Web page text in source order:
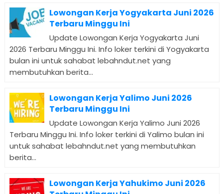
Lowongan Kerja Yogyakarta Juni 2026
Terbaru Minggu Ini
Update Lowongan Kerja Yogyakarta Juni
2026 Terbaru Minggu Ini. Info loker terkini di Yogyakarta
bulan ini untuk sahabat lebahndut.net yang
membutuhkan berita...
Lowongan Kerja Yalimo Juni 2026
Terbaru Minggu Ini
Update Lowongan Kerja Yalimo Juni 2026
Terbaru Minggu Ini. Info loker terkini di Yalimo bulan ini
untuk sahabat lebahndut.net yang membutuhkan
berita...
Lowongan Kerja Yahukimo Juni 2026